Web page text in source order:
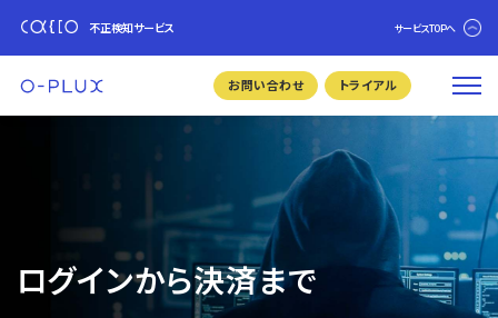
不正検知サービス サービスTOPへ
お問い合わせ トライアル
ログインから決済まで